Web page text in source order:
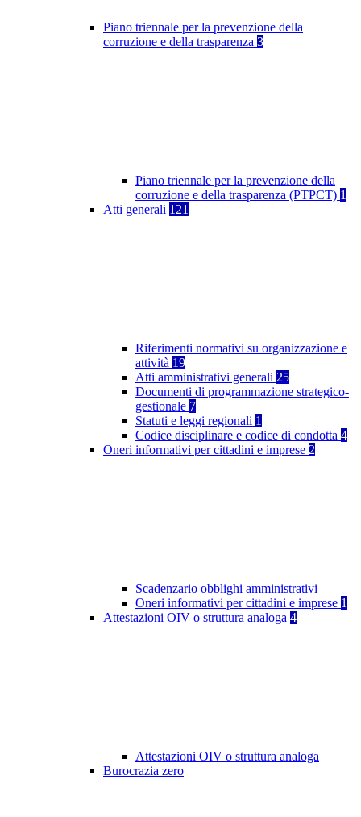
Piano triennale per la prevenzione della
corruzione e della trasparenza 3
Piano triennale per la prevenzione della
corruzione e della trasparenza (PTPCT) 1
Atti generali 121
Riferimenti normativi su organizzazione e
attività 19
Atti amministrativi generali 25
Documenti di programmazione strategico-
gestionale 7
Statuti e leggi regionali 1
Codice disciplinare e codice di condotta 4
Oneri informativi per cittadini e imprese 2
Scadenzario obblighi amministrativi
Oneri informativi per cittadini e imprese 1
Attestazioni OIV o struttura analoga 4
Attestazioni OIV o struttura analoga
Burocrazia zero